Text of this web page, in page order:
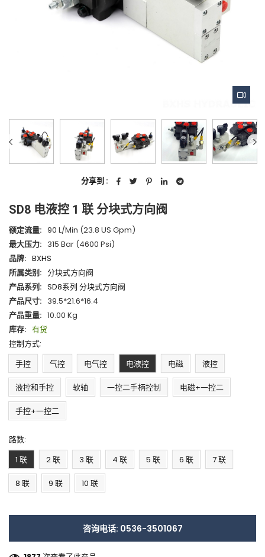
分享到 :
SD8 电液控 1 联 分块式方向阀
额定流量: 90 L/min (23.8 US Gpm)
最大压力: 315 Bar (4600 Psi)
品牌: BXHS
所属类别: 分块式方向阀
产品系列: SD8系列 分块式方向阀
产品尺寸: 39.5*21.6*16.4
产品重量: 10.00 Kg
库存: 有货
控制方式:
手控
气控 电气控 电液控 电磁 液控
液控和手控 软轴 一控二手柄控制 电磁+一控二
手控+一控二
路数:
1 联
2 联 3 联 4 联 5 联 6 联 7 联
8 联 9 联 10 联
咨询电话: 0536-3501067